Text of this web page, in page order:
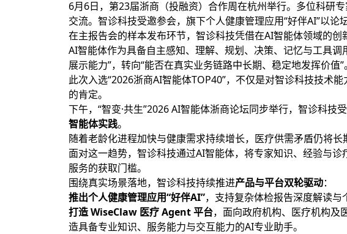
6月6日，第23届浙商（投融资）合作周在杭州举行。多位科研
交流。智诊科技受邀参会，旗下个人健康管理应用“好伴AI”以论
在主报告会的样本发布环节，智诊科技凭借在AI智能体领域的
AI智能体作为具备自主感知、理解、规划、决策、记忆与工具
展示能力”，转向“能否在真实业务链路中长期、稳定地发挥价值”。
此次入选“2026浙商AI智能体TOP40”，不仅是对智诊科技技术
的肯定。
下午，“智变·共生”2026 AI智能体浙商论坛同步举行，智诊科
智能体实践。
随着老龄化进程加快与健康需求持续增长，医疗供需矛盾仍将
面对这一趋势，智诊科技通过AI智能体，将专家知识、经验与
服务的获取门槛。
围绕真实场景落地，智诊科技持续推进产品与平台双轮驱动：
推出个人健康管理应用“好伴AI”，支持复杂体检报告深度解读与
打造 WiseClaw 医疗 Agent 平台，面向政府机构、医疗机构及
造具备专业知识、服务能力与交互能力的AI专业助手。